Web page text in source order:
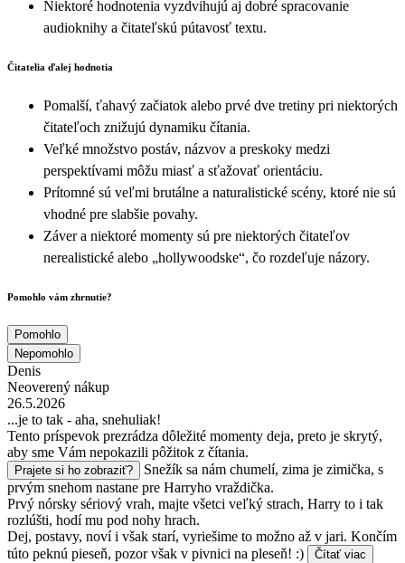
Niektoré hodnotenia vyzdvihujú aj dobré spracovanie
audioknihy a čitateľskú pútavosť textu.
Čitatelia ďalej hodnotia
Pomalší, ťahavý začiatok alebo prvé dve tretiny pri niektorých
čitateľoch znižujú dynamiku čítania.
Veľké množstvo postáv, názvov a preskoky medzi
perspektívami môžu miasť a sťažovať orientáciu.
Prítomné sú veľmi brutálne a naturalistické scény, ktoré nie sú
vhodné pre slabšie povahy.
Záver a niektoré momenty sú pre niektorých čitateľov
nerealistické alebo „hollywoodske“, čo rozdeľuje názory.
Pomohlo vám zhrnutie?
Pomohlo
Nepomohlo
Denis
Neoverený nákup
26.5.2026
...je to tak - aha, snehuliak!
Tento príspevok prezrádza dôležité momenty deja, preto je skrytý,
aby sme Vám nepokazili pôžitok z čítania.
Prajete si ho zobraziť?
Snežík sa nám chumelí, zima je zimička, s
prvým snehom nastane pre Harryho vraždička.
Prvý nórsky sériový vrah, majte všetci veľký strach, Harry to i tak
rozlúšti, hodí mu pod nohy hrach.
Dej, postavy, noví i však starí, vyriešime to možno až v jari. Končím
túto peknú pieseň, pozor však v pivnici na pleseň! :)
Čítať viac